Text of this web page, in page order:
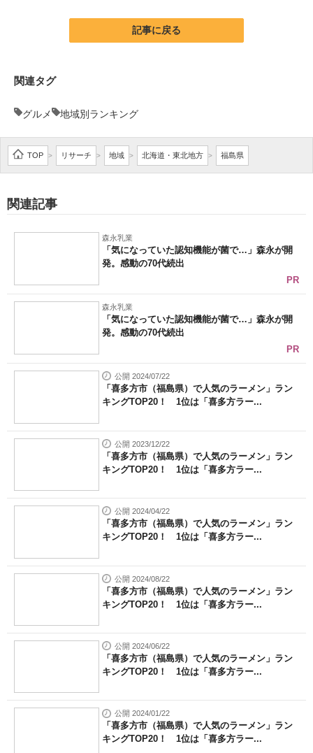
IT製品の技術・比較・事例
モノづくり技術者専門サイト
エレクトロニクス専門サイト
電子設計の基本と応用
エネルギーの専門メディア
建設×テクノロジーの最前線
ちょっと気になるネットの話題
記事に戻る
関連タグ
グルメ 地域別ランキング
TOP > リサーチ > 地域 > 北海道・東北地方 > 福島県
関連記事
森永乳業
「気になっていた認知機能が菌で…」森永が開
発。感動の70代続出
PR
森永乳業
「気になっていた認知機能が菌で…」森永が開
発。感動の70代続出
PR
公開 2024/07/22
「喜多方市（福島県）で人気のラーメン」ラン
キングTOP20！ 1位は「喜多方ラー...
公開 2023/12/22
「喜多方市（福島県）で人気のラーメン」ラン
キングTOP20！ 1位は「喜多方ラー...
公開 2024/04/22
「喜多方市（福島県）で人気のラーメン」ラン
キングTOP20！ 1位は「喜多方ラー...
公開 2024/08/22
「喜多方市（福島県）で人気のラーメン」ラン
キングTOP20！ 1位は「喜多方ラー...
公開 2024/06/22
「喜多方市（福島県）で人気のラーメン」ラン
キングTOP20！ 1位は「喜多方ラー...
公開 2024/01/22
「喜多方市（福島県）で人気のラーメン」ラン
キングTOP20！ 1位は「喜多方ラー...